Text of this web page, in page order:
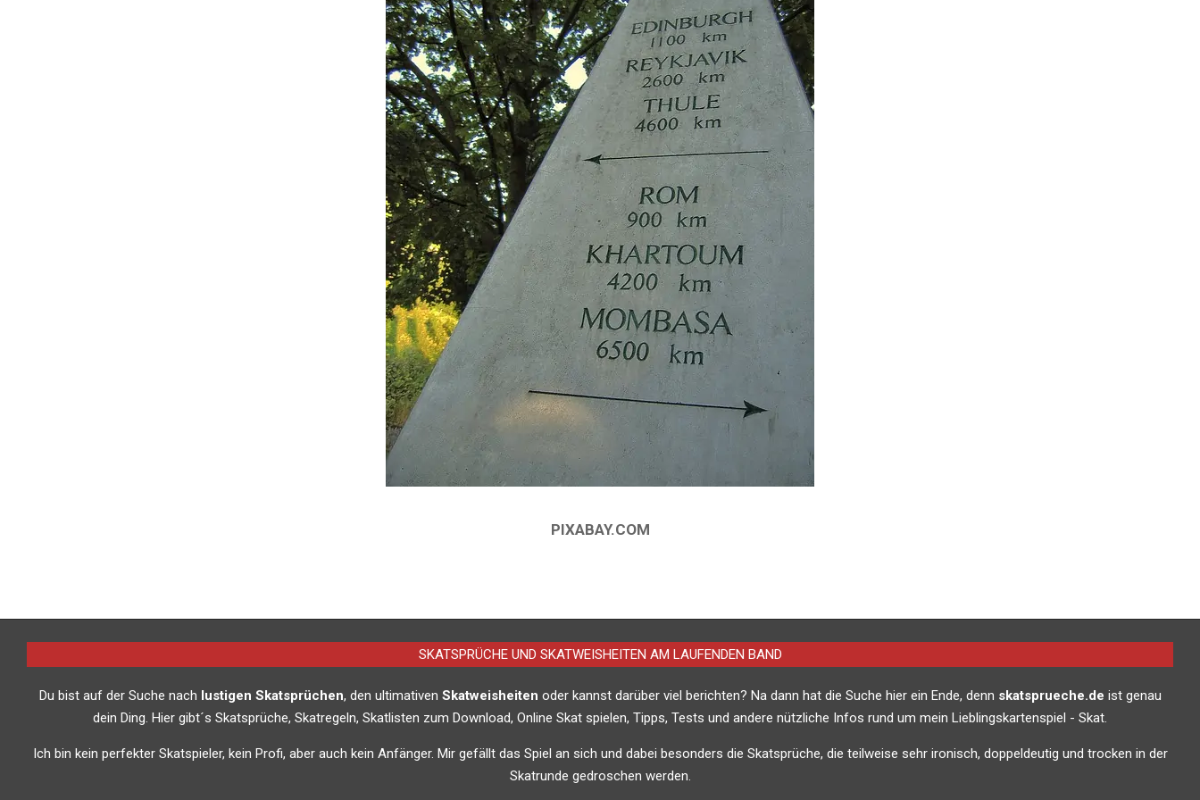
PIXABAY.COM
12-
SKATSPRÜCHE UND SKATWEISHEITEN AM LAUFENDEN BAND
Du bist auf der Suche nach lustigen Skatsprüchen, den ultimativen Skatweisheiten oder kannst darüber viel berichten? Na dann hat die Suche hier ein Ende, denn skatsprueche.de ist genau
dein Ding. Hier gibt´s Skatsprüche, Skatregeln, Skatlisten zum Download, Online Skat spielen, Tipps, Tests und andere nützliche Infos rund um mein Lieblingskartenspiel - Skat.
Ich bin kein perfekter Skatspieler, kein Profi, aber auch kein Anfänger. Mir gefällt das Spiel an sich und dabei besonders die Skatsprüche, die teilweise sehr ironisch, doppeldeutig und trocken in der
Skatrunde gedroschen werden.